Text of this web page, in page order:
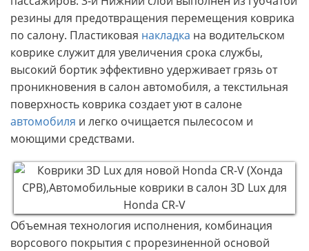
резины для предотвращения перемещения коврика
по салону. Пластиковая накладка на водительском
коврике служит для увеличения срока службы,
высокий бортик эффективно удерживает грязь от
проникновения в салон автомобиля, а текстильная
поверхность коврика создает уют в салоне
автомобиля и легко очищается пылесосом и
моющими средствами.
Объемная технология исполнения, комбинация
ворсового покрытия с прорезиненной основой